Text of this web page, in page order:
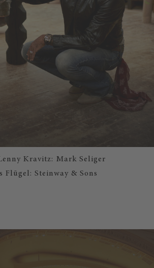
Kravitz: Mark Seliger
Flügel: Steinway & Sons